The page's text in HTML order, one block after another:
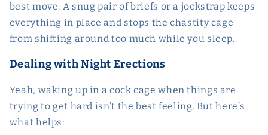
best move. A snug pair of briefs or a jockstrap keeps
everything in place and stops the chastity cage
from shifting around too much while you sleep.
Dealing with Night Erections
Yeah, waking up in a cock cage when things are
trying to get hard isn’t the best feeling. But here’s
what helps: